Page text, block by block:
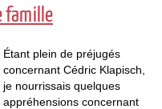
famille
Étant plein de préjugés
concernant Cédric Klapisch,
je nourrissais quelques
appréhensions concernant